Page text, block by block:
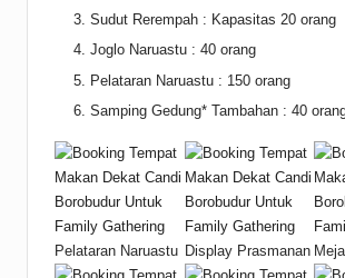
Sudut Rerempah : Kapasitas 20 orang
Joglo Naruastu : 40 orang
Pelataran Naruastu : 150 orang
Samping Gedung* Tambahan : 40
Pelataran Naruastu Display Prasmanan